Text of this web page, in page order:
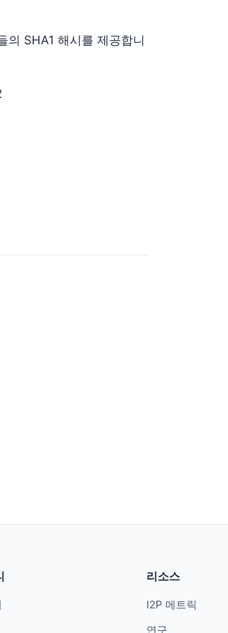
의 SHA1 해시를 제공합니
리소스
I2P 메트릭
연구